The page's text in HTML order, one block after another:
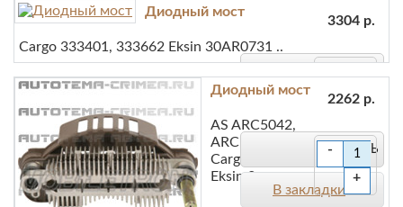
В закладки
В сравнение
Диодный мост
Cargo 333401, 333662 Eksin 30AR0731 ..
3304 р.
+
В сравнение
Диодный мост
AS ARC5042,
ARC5042A
Cargo 231079
Eksin 3..
2262 р.
-
+
В закладки